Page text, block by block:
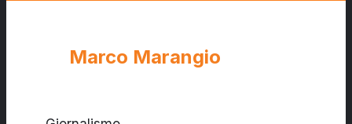
la
Marco Marangio